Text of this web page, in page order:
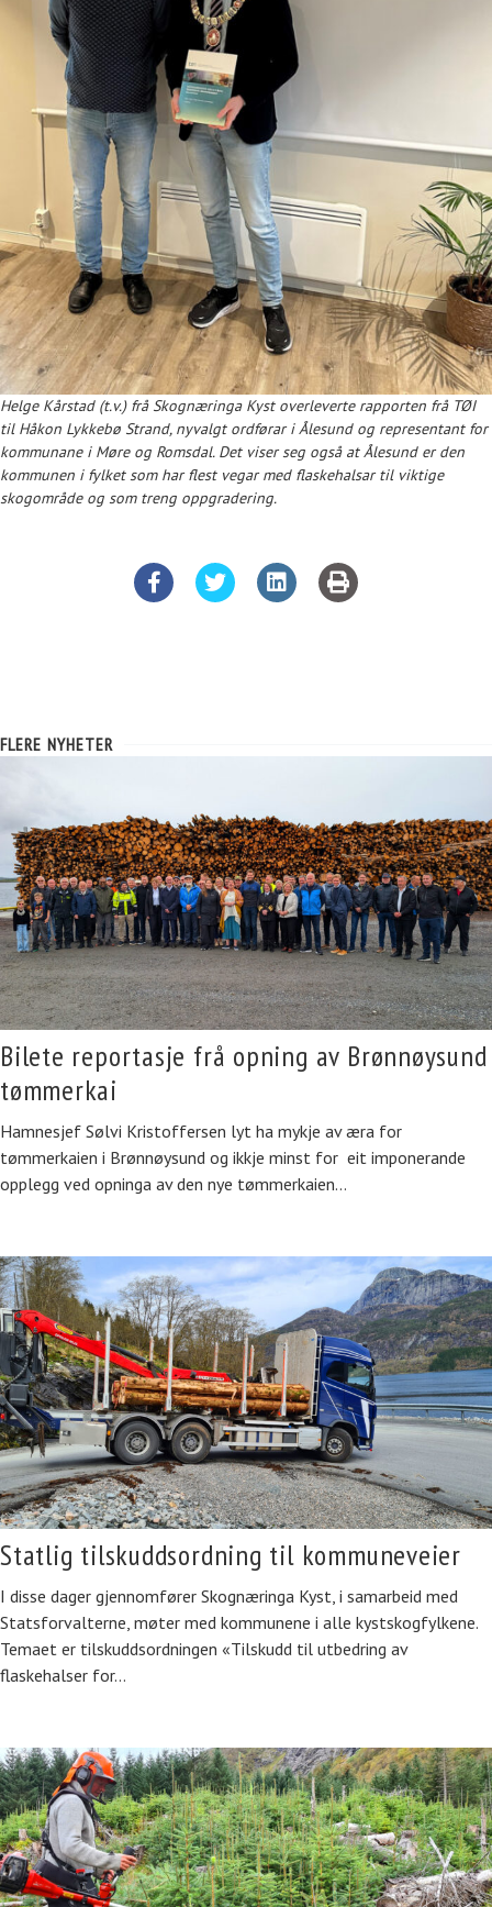
Helge Kårstad (t.v.) frå Skognæringa Kyst overleverte rapporten frå TØI
til Håkon Lykkebø Strand, nyvalgt ordførar i Ålesund og representant for
kommunane i Møre og Romsdal. Det viser seg også at Ålesund er den
kommunen i fylket som har flest vegar med flaskehalsar til viktige
skogområde og som treng oppgradering.
FLERE NYHETER
Bilete reportasje frå opning av Brønnøysund
tømmerkai
Hamnesjef Sølvi Kristoffersen lyt ha mykje av æra for
tømmerkaien i Brønnøysund og ikkje minst for eit imponerande
opplegg ved opninga av den nye tømmerkaien…
Statlig tilskuddsordning til kommuneveier
I disse dager gjennomfører Skognæringa Kyst, i samarbeid med
Statsforvalterne, møter med kommunene i alle kystskogfylkene.
Temaet er tilskuddsordningen «Tilskudd til utbedring av
flaskehalser for…